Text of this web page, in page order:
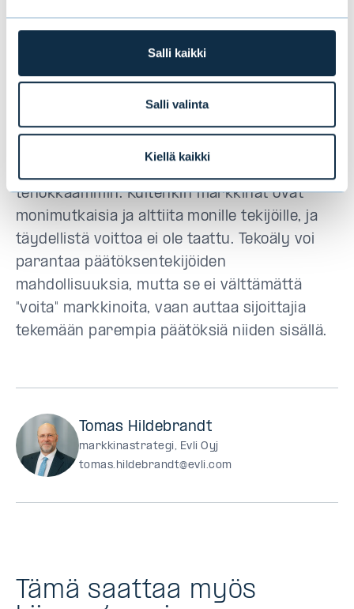
Salli kaikki
Salli valinta
Kiellä kaikki
voittaa Adam Smithin tunnetuksi tekemää,
markkinoita ohjaavaa näkymätöntä kättä?
ChatGPT:Tekoäly voi tarjota sijoittajille
mahdollisuuden tehdä parempia päätöksiä ja
tunnistaa mahdollisia
epäjohdonmukaisuuksia markkinoilla. Se voi
tehokkaammin. Kuitenkin markkinat ovat
monimutkaisia ja alttiita monille tekijöille, ja
täydellistä voittoa ei ole taattu. Tekoäly voi
parantaa päätöksentekijöiden
mahdollisuuksia, mutta se ei välttämättä
"voita" markkinoita, vaan auttaa sijoittajia
tekemään parempia päätöksiä niiden sisällä.
Tomas Hildebrandt
markkinastrategi, Evli Oyj
tomas.hildebrandt@evli.com
Tämä saattaa myös